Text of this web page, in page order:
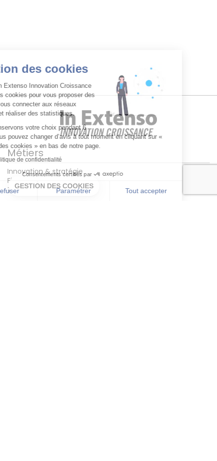
Métiers
Innovation & stratégie
Financement
Transition écologique
Gestion des cookies
Ce site In Extenso Innovation Croissance
utilise des cookies pour vous proposer des
vidéos, vous connecter aux réseaux
sociaux et réaliser des statistiques.
Nous conservons votre choix pendant 6
mois. Vous pouvez changer d’avis à tout moment en cliquant sur «
Gestion des cookies » en bas de notre page.
Lire la politique de confidentialité
Consentements certifiés par
Tout refuser Paramétrer
Tout accepter
GESTION DES COOKIES